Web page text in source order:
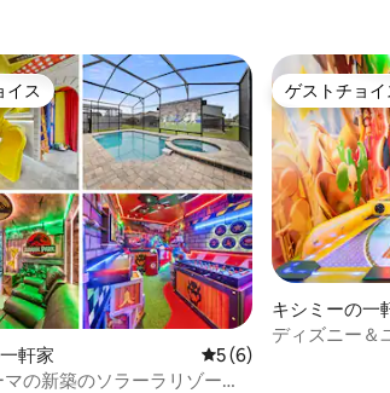
5つ星の平均評価
イス
イス
軒家 レビュー6件、5つ星中
5 (6)
の新築のソラーラリゾート
ゲストチョイ
ゲストチョイ
キシミーの一
ディズニー＆